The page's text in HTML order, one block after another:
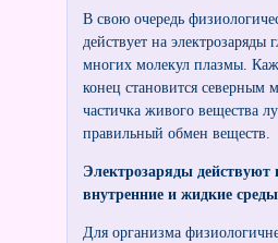
В свою очередь
действует на
многих молекул плазмы.
конец становится
частичка живого вещества
правильный обмен веществ.
Электрозаряды действуют
внутренние и жидкие
Для организма